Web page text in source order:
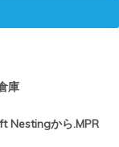
庫
Nestingから.MPR